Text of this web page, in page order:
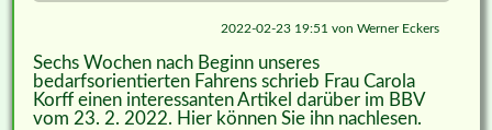
2022-02-23 19:51 vonWerner Eckers
Sechs Wochen nach Beginn unseres
bedarfsorientierten Fahrens schrieb Frau Carola
Korff einen interessanten Artikel darüber im BBV
vom 23. 2. 2022. Hier können Sie ihn nachlesen.